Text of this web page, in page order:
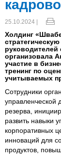
25.10.2024 |
Холдинг
организовала
участие в
тренинг по
учитываемых
Сотрудники
управленческой
резерва,
развить навыки
корпоративных
инноваций для
продуктов,